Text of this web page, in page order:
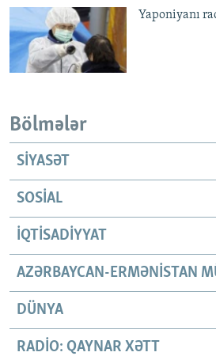
Yaponiyanı
Bölmələr
SIYASƏT
SOSIAL
İQTISADIYYAT
AZƏRBAYCAN-ERMƏNISTAN
DÜNYA
RADIO: QAYNAR XƏTT